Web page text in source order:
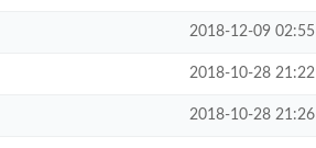
2018-12-09 02:55
2018-10-28 21:22
2018-10-28 21:26